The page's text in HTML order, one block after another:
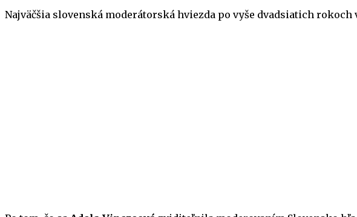
Najväčšia slovenská moderátorská hviezda po vyše dvadsiatich